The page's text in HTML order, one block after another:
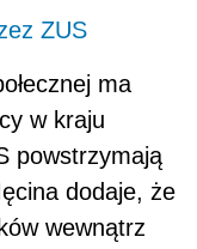
ZUS
ma
w kraju
powstrzymają
dodaje, że
wewnątrz